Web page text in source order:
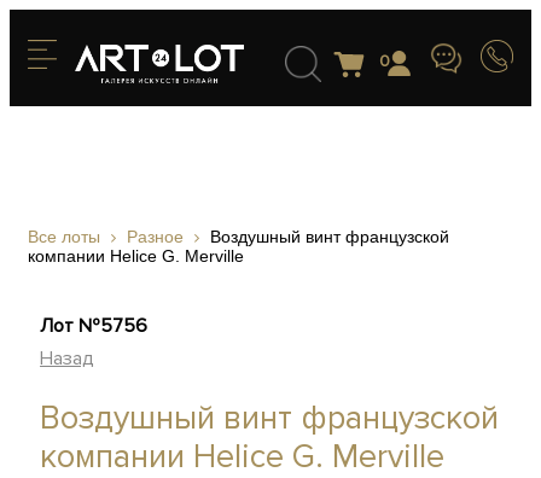
0
Все лоты Разное
Воздушный винт французской
компании Helice G. Merville
Лот №5756
Назад
Воздушный винт французской
компании Helice G. Merville